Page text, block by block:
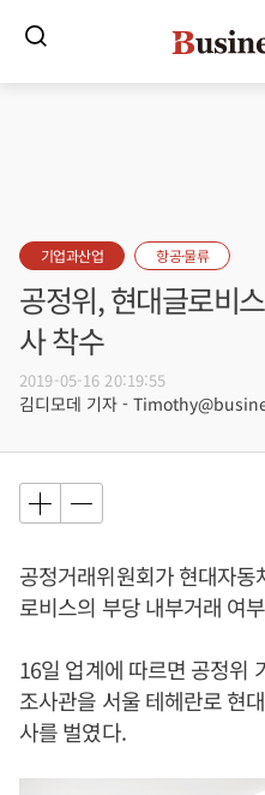
기업과산업 항공·물류
공정위, 현대글로비
사 착수
2019-05-16 20:19:55
김디모데 기자 -
공정거래위원회가 현대자
로비스의 부당 내부거래 여
16일 업계에 따르면 공정위
조사관을 서울 테헤란로 현
사를 벌였다.